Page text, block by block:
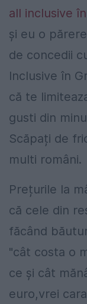
all inclusive
și eu o
de concedii
Inclusive în
că te
gusti din
Scăpați de
multi români.
Prețurile la
că cele din
făcând
"cât costa o
ce și cât
euro,vrei